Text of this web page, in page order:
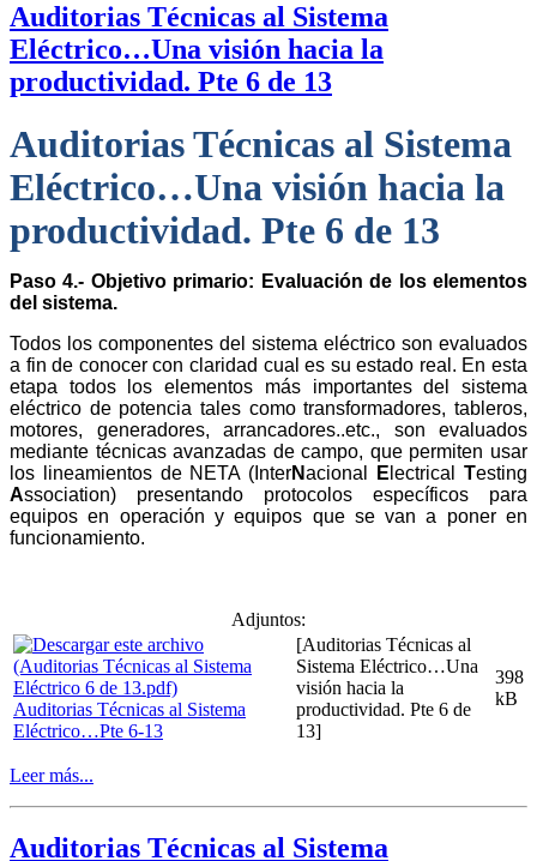
Auditorias Técnicas al Sistema
Eléctrico…Una visión hacia la
productividad. Pte 6 de 13
Auditorias Técnicas al Sistema
Eléctrico…Una visión hacia la
productividad. Pte 6 de 13
Paso 4.- Objetivo primario: Evaluación de los elementos
del sistema.
Todos los componentes del sistema eléctrico son evaluados
a fin de conocer con claridad cual es su estado real. En esta
etapa todos los elementos más importantes del sistema
eléctrico de potencia tales como transformadores, tableros,
motores, generadores, arrancadores..etc., son evaluados
mediante técnicas avanzadas de campo, que permiten usar
los lineamientos de NETA (InterNacional E lectricalTesting
Association) presentando protocolos específicos para
equipos en operación y equipos que se van a poner en
funcionamiento.
Adjuntos:
Auditorias Técnicas al Sistema
Eléctrico…Pte 6-13
[Auditorias Técnicas al
Sistema Eléctrico…Una
visión hacia la
productividad. Pte 6 de
13]
398
kB
Leer más...
Auditorias Técnicas al Sistema